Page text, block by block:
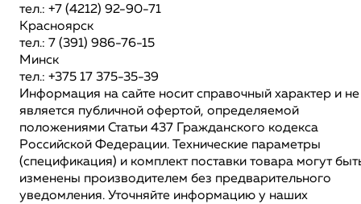
тел.: +7 (4212) 92-90-71
Красноярск
тел.: 7 (391) 986-76-15
Минск
тел.: +375 17 375-35-39
Информация на сайте носит справочный характер и не
является публичной офертой, определяемой
положениями Статьи 437 Гражданского кодекса
Российской Федерации. Технические параметры
(спецификация) и комплект поставки товара могут
изменены производителем без предварительного
уведомления. Уточняйте информацию у наших